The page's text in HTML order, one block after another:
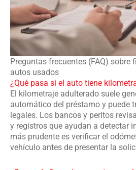
Preguntas frecuentes (FAQ) sobre
autos usados
¿Qué pasa si el auto tiene
El kilometraje adulterado suele
automático del préstamo y puede
legales. Los bancos y peritos
y registros que ayudan a detectar
más prudente es verificar el
vehículo antes de presentar la